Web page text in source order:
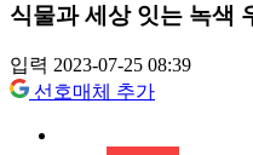
식물과 세상 잇는 녹색
입력 2023-07-25 08:39
선호매체 추가